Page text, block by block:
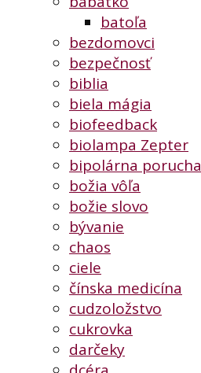
batoľa
bezdomovci
bezpečnosť
biblia
biela mágia
biofeedback
biolampa Zepter
bipolárna porucha
božia vôľa
božie slovo
bývanie
chaos
ciele
čínska medicína
cudzoložstvo
cukrovka
darčeky